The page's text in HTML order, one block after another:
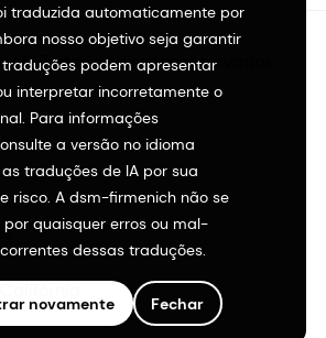
traduzida automaticamente por
nosso objetivo seja garantir
podem apresentar
interpretar incorretamente o
Para informações
a versão no idioma
traduções de IA por sua
risco. A dsm-firmenich não se
por quaisquer erros ou mal-
dessas traduções.
novamente Fechar
Todos os direitos reservados.